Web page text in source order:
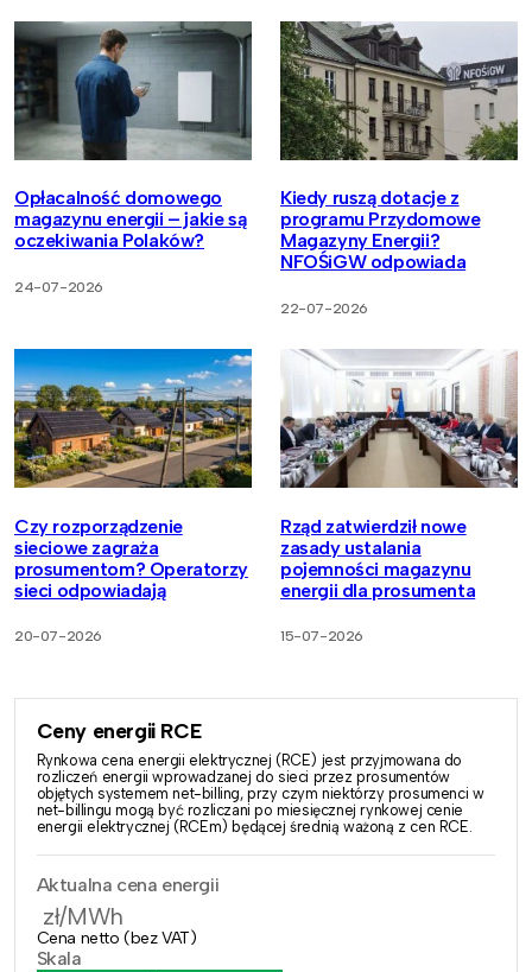
Opłacalność domowego
magazynu energii – jakie są
oczekiwania Polaków?
24-07-2026
Kiedy ruszą dotacje z
programu Przydomowe
Magazyny Energii?
NFOŚiGW odpowiada
22-07-2026
Czy rozporządzenie
sieciowe zagraża
prosumentom? Operatorzy
sieci odpowiadają
20-07-2026
Rząd zatwierdził nowe
zasady ustalania
pojemności magazynu
energii dla prosumenta
15-07-2026
Ceny energii RCE
Rynkowa cena energii elektrycznej (RCE) jest przyjmowana do
rozliczeń energii wprowadzanej do sieci przez prosumentów
objętych systemem net-billing, przy czym niektórzy prosumenci w
net-billingu mogą być rozliczani po miesięcznej rynkowej cenie
energii elektrycznej (RCEm) będącej średnią ważoną z cen RCE.
Aktualna cena energii
zł/MWh
Cena netto (bez VAT)
Skala